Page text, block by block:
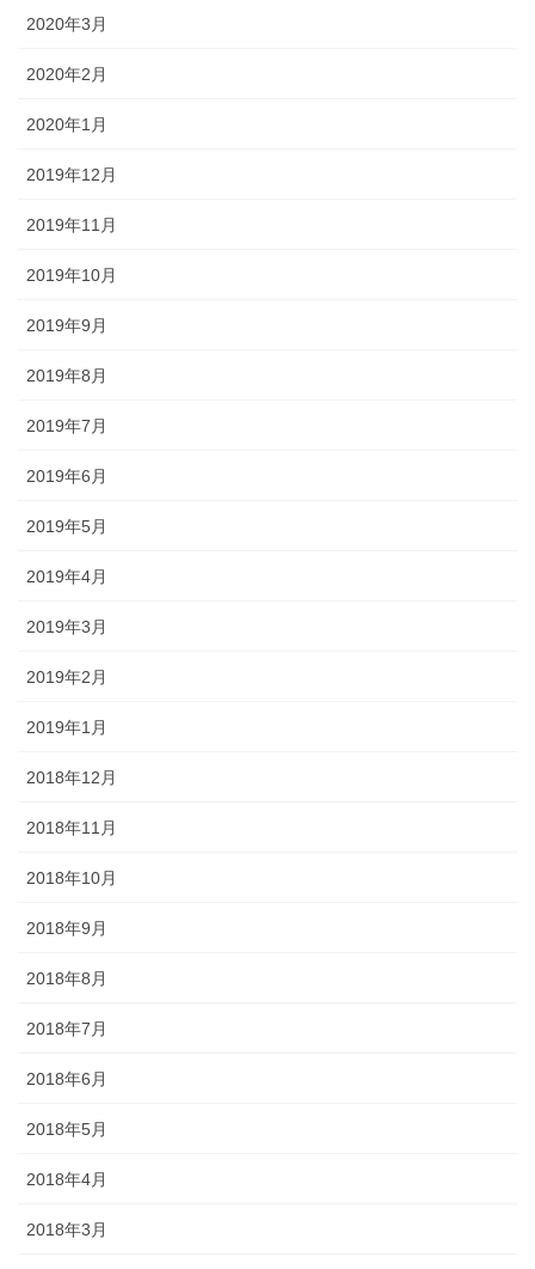
2020年3月
2020年2月
2020年1月
2019年12月
2019年11月
2019年10月
2019年9月
2019年8月
2019年7月
2019年6月
2019年5月
2019年4月
2019年3月
2019年2月
2019年1月
2018年12月
2018年11月
2018年10月
2018年9月
2018年8月
2018年7月
2018年6月
2018年5月
2018年4月
2018年3月